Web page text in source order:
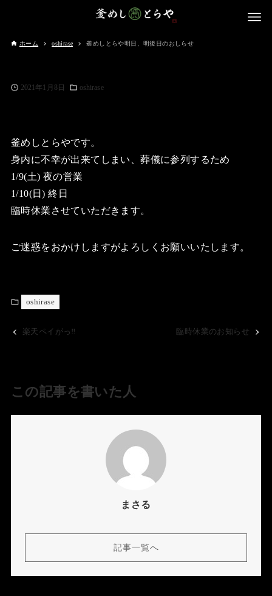
ホーム oshirase 釜めしとらや明日、明後日のおしらせ
2021年1月8日 oshirase
釜めしとらやです。
身内に不幸が出来てしまい、葬儀に参列するため
1/9(土) 夜の営業
1/10(日) 終日
臨時休業させていただきます。
ご迷惑をおかけしますがよろしくお願いいたします。
oshirase
楽天ペイがっ‼️ 臨時休業のお知らせ
この記事を書いた人
まさる
記事一覧へ